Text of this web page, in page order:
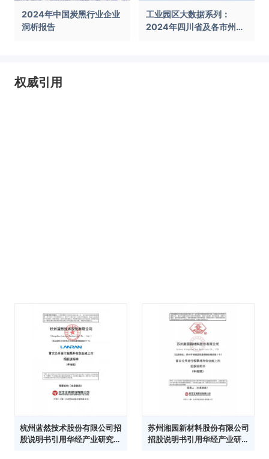
2024年中国炭黑行业企业
洞析报告
工业园区大数据系列：
2024年四川省及各市州工
权威引用
杭州蓝然技术股份有限公司招
股说明书引用华经产业研究院
苏州湘园新材料股份有限公司
招股说明书引用华经产业研究